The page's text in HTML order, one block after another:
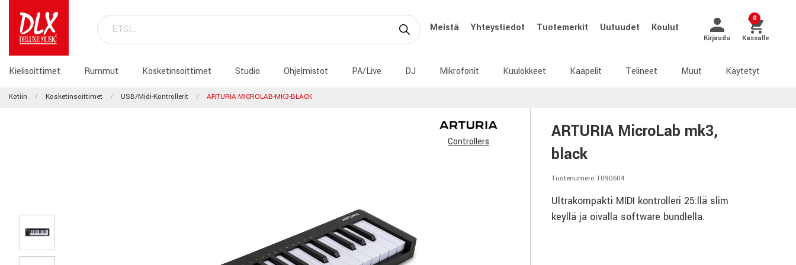
Meistä Yhteystiedot Tuotemerkit Uutuudet Koulut
Kirjaudu
0
Kassalle
Kielisoittimet Rummut Kosketinsoittimet Studio Ohjelmistot PA/Live DJ Mikrofonit Kuulokkeet Kaapelit Telineet Muut Käytetyt
Kotiin Kosketinsoittimet USB/Midi-Kontrollerit ARTURIA MICROLAB-MK3-BLACK
Controllers
ARTURIA MicroLab mk3,
black
Tuotenumero 1090604
Ultrakompakti MIDI kontrolleri 25:llä slim
keyllä ja oivalla software bundlella.